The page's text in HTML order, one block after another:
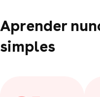
Aprender
simples